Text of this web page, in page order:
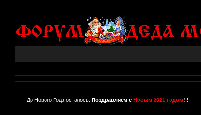
До Нового Года осталось: Поздравляем с Новым 2021 годом!!!